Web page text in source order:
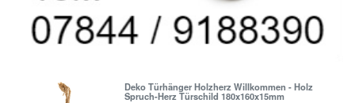
Deko Türhänger Holzherz Willkommen - Holz
Spruch-Herz Türschild 180x160x15mm